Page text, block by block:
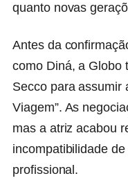
quanto novas
Antes da
como Diná, a Globo
Secco para assumir
Viagem”. As
mas a atriz acabou
incompatibilidade
profissional.